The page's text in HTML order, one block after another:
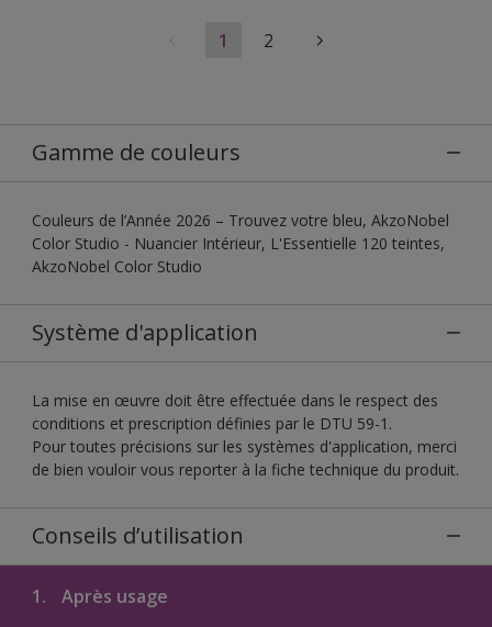
1 2
Gamme de couleurs
Couleurs de l’Année 2026 – Trouvez votre bleu, AkzoNobel
Color Studio - Nuancier Intérieur, L'Essentielle 120 teintes,
AkzoNobel Color Studio
Système d'application
La mise en œuvre doit être effectuée dans le respect des
conditions et prescription définies par le DTU 59-1.
Pour toutes précisions sur les systèmes d'application, merci
de bien vouloir vous reporter à la fiche technique du produit.
Conseils d’utilisation
1. Après usage